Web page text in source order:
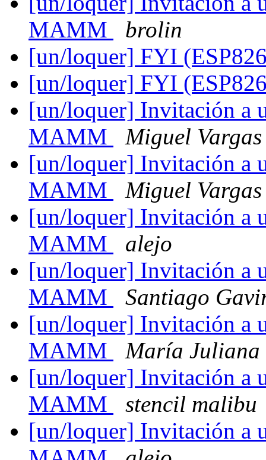
MAMM
brolin
[un/loquer] FYI
[un/loquer] FYI
[un/loquer] Invitación a
MAMM
Miguel Vargas
[un/loquer] Invitación a
MAMM
Miguel Vargas
[un/loquer] Invitación a
MAMM
alejo
[un/loquer] Invitación a
MAMM
Santiago
[un/loquer] Invitación a
MAMM
María Juliana
[un/loquer] Invitación a
MAMM
stencil malibu
[un/loquer] Invitación a